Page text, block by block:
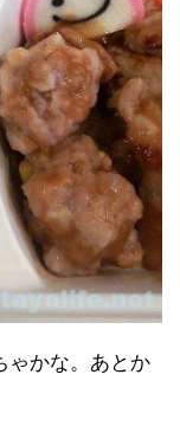
ゃかな。あとか